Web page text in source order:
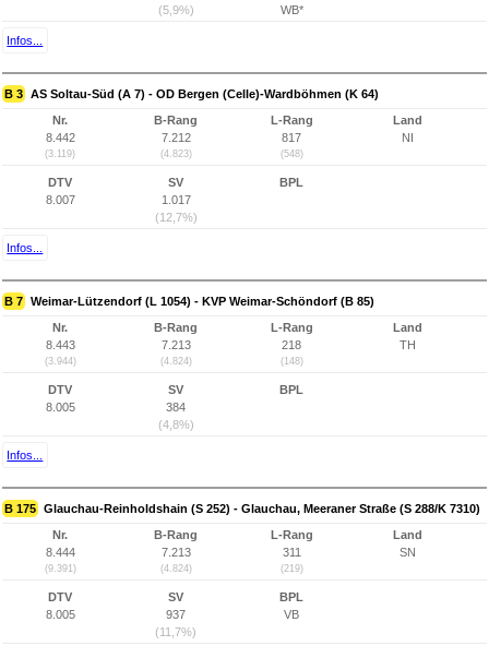
(5,9%)
WB*
Infos...
B 3 AS Soltau-Süd (A 7) - OD Bergen (Celle)-Wardböhmen (K 64)
Nr.
8.442
(3.119)
B-Rang
7.212
(4.823)
L-Rang
817
(548)
Land
NI
DTV
8.007
SV
1.017
(12,7%)
BPL
Infos...
B 7 Weimar-Lützendorf (L 1054) - KVP Weimar-Schöndorf (B 85)
Nr.
8.443
(3.944)
B-Rang
7.213
(4.824)
L-Rang
218
(148)
Land
TH
DTV
8.005
SV
384
(4,8%)
BPL
Infos...
B 175 Glauchau-Reinholdshain (S 252) - Glauchau, Meeraner Straße (S 288/K 7310)
Nr.
8.444
(9.391)
B-Rang
7.213
(4.824)
L-Rang
311
(219)
Land
SN
DTV
8.005
SV
937
(11,7%)
BPL
VB